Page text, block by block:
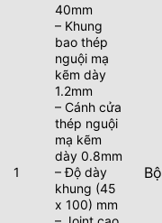
1
40mm
– Khung
bao thép
nguội mạ
kẽm dày
1.2mm
– Cánh cửa
thép nguội
mạ kẽm
dày 0.8mm
– Độ dày
khung (45
x 100) mm
Bộ